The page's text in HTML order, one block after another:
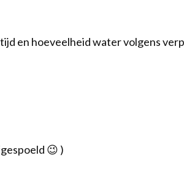
en hoeveelheid water volgens
😉 )